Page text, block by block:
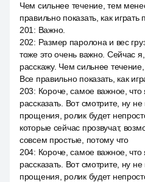
Чем сильнее течение, тем
правильно показать, как играть
201 : Важно.
202: Размер паролона и вес
тоже это очень важно. Сейчас
расскажу. Чем сильнее
Все правильно показать, как
203: Короче, самое важное,
рассказать. Вот смотрите, ну
прощения, ролик будет
которые сейчас прозвучат,
совсем простые, потому что
204: Короче, самое важное,
рассказать. Вот смотрите, ну
прощения, ролик будет